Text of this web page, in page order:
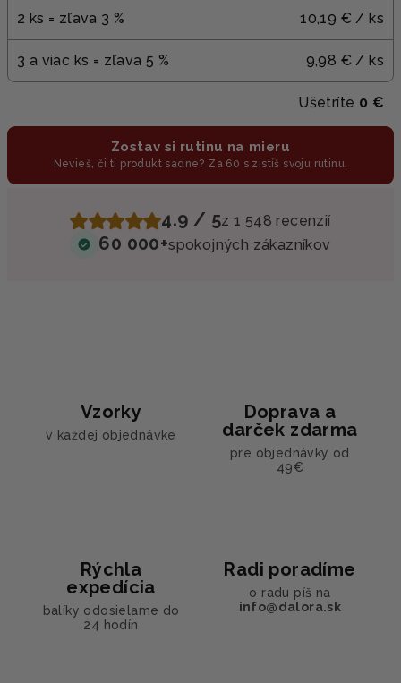
2 ks = zľava 3 % 10,19 € / ks
3 a viac ks = zľava 5 % 9,98 € / ks
Ušetríte 0 €
Zostav si rutinu na mieru
Nevieš, či ti produkt sadne? Za 60 s zistíš svoju rutinu.
4.9 / 5z 1 548 recenzií
60 000+spokojných zákazníkov
Vzorky
v každej objednávke
Doprava a
darček zdarma
pre objednávky od
49€
Rýchla
expedícia
balíky odosielame do
24 hodín
Radi poradíme
o radu píš na
info@dalora.sk